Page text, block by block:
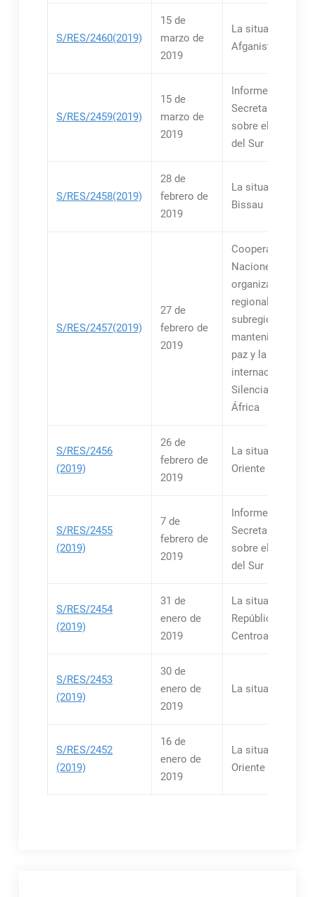
S/RES/2460(2019)
15 de
marzo de
2019
La situación en el
Afganistán
S/RES/2459(2019)
15 de
marzo de
2019
Informes del
Secretario
sobre el Sudán y
del Sur
S/RES/2458(2019)
28 de
febrero de
2019
La situación en
Bissau
S/RES/2457(2019)
27 de
febrero de
2019
Cooperación
Naciones Unidas
organizaciones
regionales y
subregionales en
mantenimiento
paz y la seguridad
internacionales-
Silenciar las
África
S/RES/2456
(2019)
26 de
febrero de
2019
La situación en el
Oriente Medio
S/RES/2455
(2019)
7 de
febrero de
2019
Informes del
Secretario
sobre el Sudán y
del Sur
S/RES/2454
(2019)
31 de
enero de
2019
La situación en la
República
Centroafricana
S/RES/2453
(2019)
30 de
enero de
2019
La situación en
S/RES/2452
(2019)
16 de
enero de
2019
La situación en el
Oriente Medio